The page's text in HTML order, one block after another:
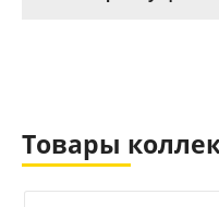
Товары